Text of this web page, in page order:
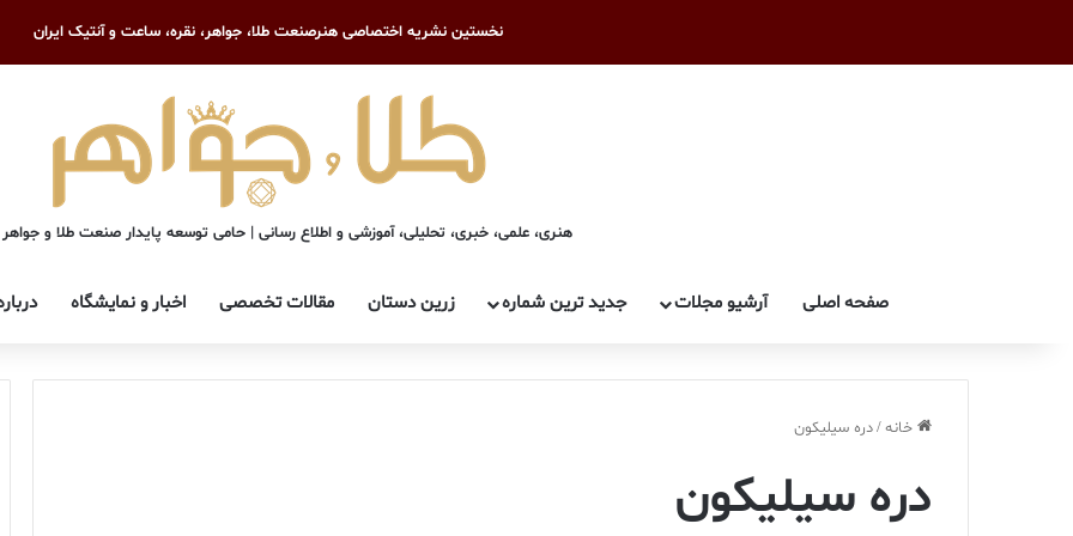
نخستین نشریه اختصاصی هنرصنعت طلا، جواهر، نقره، ساعت و آنتیک ایران
هنری، علمی، خبری، تحلیلی، آموزشی و اطلاع رسانی | حامی توسعه پایدار صنعت طلا و
صفحه اصلی آرشیو مجلات جدید ترین شماره زرین دستان مقالات تخصصی اخبار و نمایشگاه
خانه/دره سیلیکون
دره سیلیکون